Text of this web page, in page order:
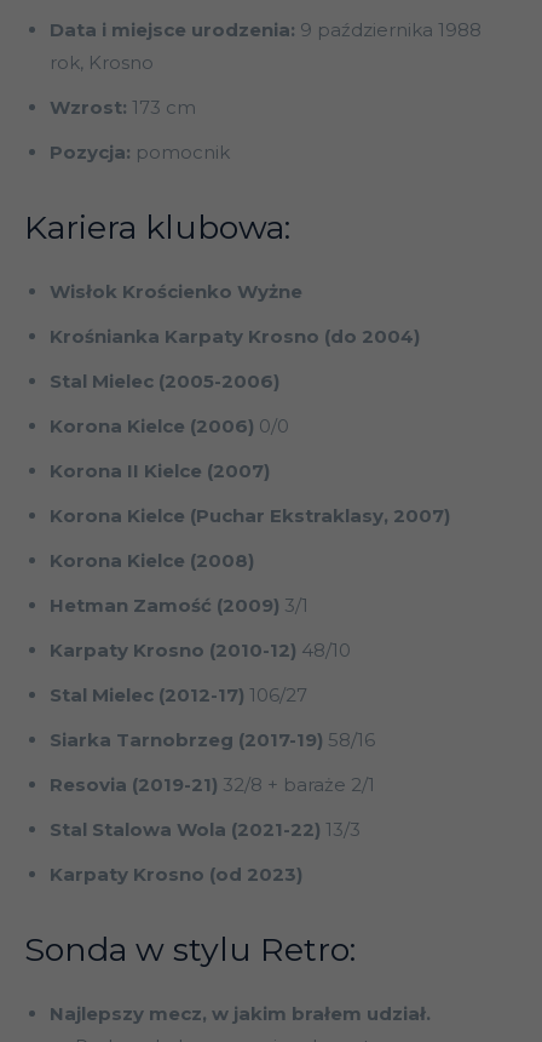
Data i miejsce urodzenia: 9 października 1988
rok, Krosno
Wzrost: 173 cm
Pozycja: pomocnik
Kariera klubowa:
Wisłok Krościenko Wyżne
Krośnianka Karpaty Krosno (do 2004)
Stal Mielec (2005-2006)
Korona Kielce (2006) 0/0
Korona II Kielce (2007)
Korona Kielce (Puchar Ekstraklasy, 2007)
Korona Kielce (2008)
Hetman Zamość (2009) 3/1
Karpaty Krosno (2010-12) 48/10
Stal Mielec (2012-17) 106/27
Siarka Tarnobrzeg (2017-19) 58/16
Resovia (2019-21) 32/8 + baraże 2/1
Stal Stalowa Wola (2021-22) 13/3
Karpaty Krosno (od 2023)
Sonda w stylu Retro:
Najlepszy mecz, w jakim brałem udział.